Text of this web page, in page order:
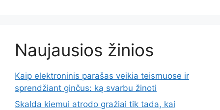
Naujausios žinios
Kaip elektroninis parašas veikia teismuose ir
sprendžiant ginčus: ką svarbu žinoti
Skalda kiemui atrodo gražiai tik tada, kai